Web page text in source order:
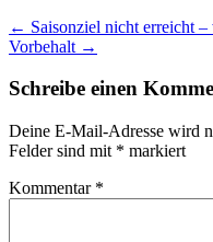
← Saisonziel nicht erreicht
Vorbehalt →
Schreibe einen
Deine E-Mail-Adresse wird
Felder sind mit * markiert
Kommentar *